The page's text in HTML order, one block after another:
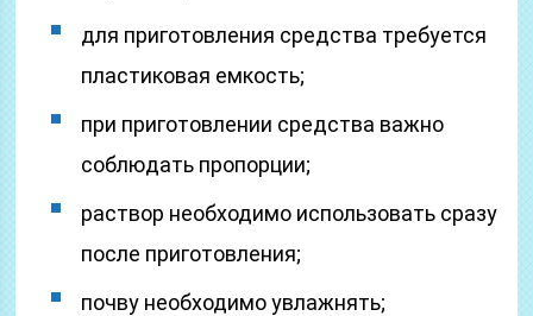
для приготовления средства требуется
пластиковая емкость;
при приготовлении средства важно
соблюдать пропорции;
раствор необходимо использовать сразу
после приготовления;
почву необходимо увлажнять;